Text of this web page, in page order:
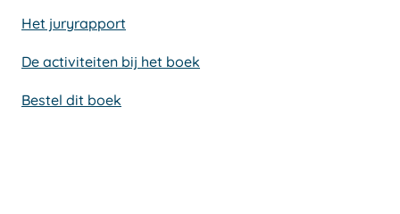
Het juryrapport
De activiteiten bij het boek
Bestel dit boek